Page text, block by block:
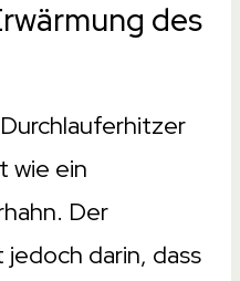
des
wie ein
Der
darin, dass